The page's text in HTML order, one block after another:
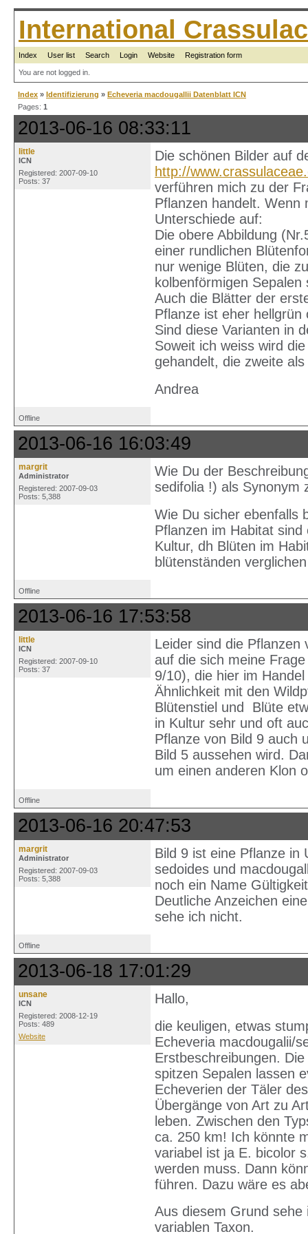
International
Index User list Search Login Website Registration form
You are not logged in.
Index » Identifizierung » Echeveria macdougallii Datenblatt ICN
Pages: 1
2013-06-16 08:33:11
little
ICN
Registered: 2007-09-10
Posts: 37
Die schönen Bilder auf
http://
verführen mich zu der
Pflanzen handelt. Wenn
Unterschiede auf:
Die obere Abbildung
einer rundlichen
nur wenige Blüten, die
kolbenförmigen
Auch die Blätter der
Pflanze ist eher
Sind diese Varianten in
Soweit ich weiss wird
gehandelt, die zweite
Andrea
Offline
2013-06-16 16:03:49
margrit
Administrator
Registered: 2007-09-03
Posts: 5,388
Wie Du der
sedifolia !) als Synonym
Wie Du sicher ebenfalls
Pflanzen im Habitat
Kultur, dh Blüten im
blütenständen
Offline
2013-06-16 17:53:58
little
ICN
Registered: 2007-09-10
Posts: 37
Leider sind die
auf die sich meine
9/10), die hier im
Ähnlichkeit mit den
Blütenstiel und Blüte
in Kultur sehr und oft
Pflanze von Bild 9 auch
Bild 5 aussehen wird.
um einen anderen Klon
Offline
2013-06-16 20:47:53
margrit
Administrator
Registered: 2007-09-03
Posts: 5,388
Bild 9 ist eine Pflanze in
sedoides und
noch ein Name
Deutliche Anzeichen
sehe ich nicht.
Offline
2013-06-18 17:01:29
unsane
ICN
Registered: 2008-12-19
Posts: 489
Website
Hallo,
die keuligen, etwas
Echeveria macdougalii/
Erstbeschreibungen.
spitzen Sepalen lassen
Echeverien der Täler
Übergänge von Art zu
leben. Zwischen den
ca. 250 km! Ich könnte
variabel ist ja E. bicolor
werden muss. Dann
führen. Dazu wäre es
Aus diesem Grund sehe
variablen Taxon.